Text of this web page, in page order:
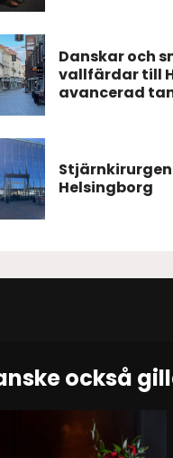
Danskar och
vallfärdar till
avancerad
Helsingborg
också